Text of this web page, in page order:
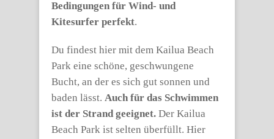
Bedingungen für Wind- und
Kitesurfer perfekt.
Du findest hier mit dem Kailua Beach
Park eine schöne, geschwungene
Bucht, an der es sich gut sonnen und
baden lässt. Auch für das Schwimmen
ist der Strand geeignet. Der Kailua
Beach Park ist selten überfüllt. Hier